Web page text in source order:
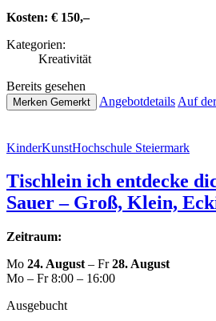
Kosten: € 150,–
Kate­go­rien:
Krea­ti­vi­tät
Bereits gesehen
Merken Gemerkt Ange­botde­tails Auf
Kin­der­Kunst­Hoch­schu­le Steiermark
Tischlein ich entdecke
Sauer – Groß, Klein,
Zeitraum:
Mo 24. August– Fr28. August
Mo – Fr 8:00 – 16:00
Aus­ge­bucht